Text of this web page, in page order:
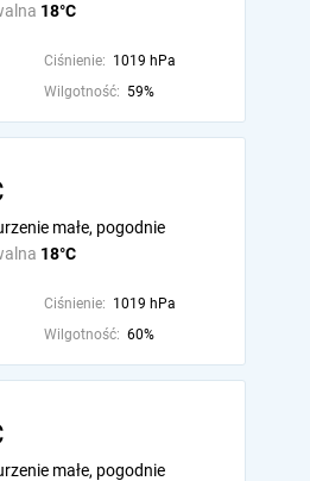
18°C
Ciśnienie: 1019 hPa
Wilgotność: 59%
18°C
małe, pogodnie
Ciśnienie: 1019 hPa
Wilgotność: 60%
małe, pogodnie